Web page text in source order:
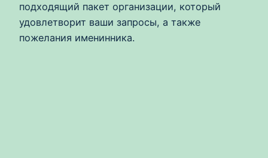
подходящий пакет организации, который
удовлетворит ваши запросы, а также
пожелания именинника.